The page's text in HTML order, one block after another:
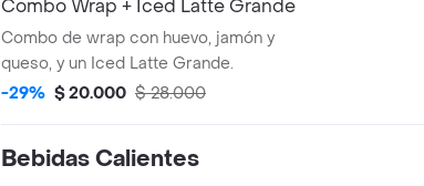
Combo Wrap + Iced Latte Grande
Combo de wrap con huevo, jamón y
queso, y un Iced Latte Grande.
-29% $ 20.000 $ 28.000
Bebidas Calientes